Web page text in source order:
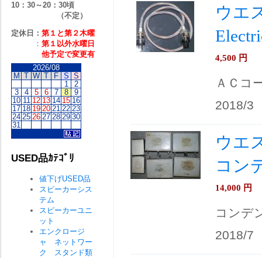
ウエ
4,500 円
ＡＣコ
2018/3
ウエ
コン
14,000 円
コンデ
2018/7
10：30～20：30頃
（不定）
定休日： 第１と第２木曜
： 第１以外水曜日
他予定で変更有
2026/08
M T W T F S S
1
2
3
4 5 6 7 8
9
10 11 12 13 14 15 16
17 18 19 20 21 22 23
24 25 26 27 28 29 30
31
USED品ｶﾃｺﾞﾘ
値下げUSED品
スピーカーシス
テム
スピーカーユニ
ット
エンクロージ
ャ ネットワー
ク スタンド類